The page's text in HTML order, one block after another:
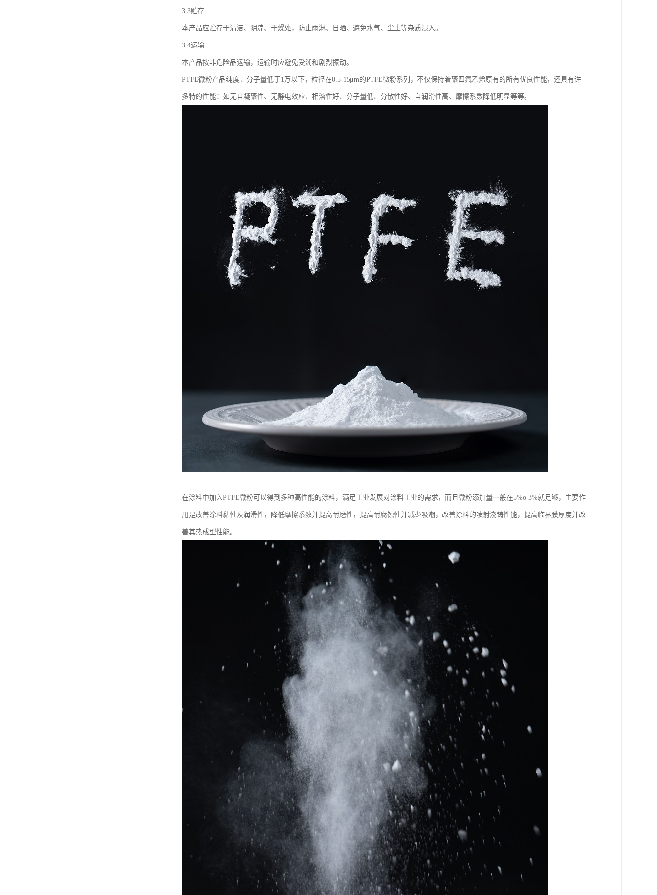
3.3贮存
本产品应贮存于清洁、阴凉、干燥处，防止雨淋、日晒、避免水气、尘土等杂质混入。
3.4运输
本产品按非危险品运输，运输时应避免受潮和剧烈振动。
PTFE微粉产品纯度，分子量低于1万以下，粒径在0.5-15μm的PTFE微粉系列，不仅保持着聚四氟乙烯原有的所有优良性能，还具有许
多特的性能：如无自凝聚性、无静电效应、相溶性好、分子量低、分散性好、自润滑性高、摩擦系数降低明显等等。
在涂料中加入PTFE微粉可以得到多种高性能的涂料，满足工业发展对涂料工业的需求，而且微粉添加量一般在5%o-3%就足够，主要作
用是改善涂料黏性及润滑性，降低摩擦系数并提高耐磨性，提高耐腐蚀性并减少吸潮，改善涂料的喷射浇铸性能，提高临界膜厚度并改
善其热成型性能。